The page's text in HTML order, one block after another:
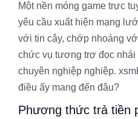
Một nền móng game trực
yêu cầu xuất hiện mạng
với tin cậy, chớp nhoáng
chức vụ tương trợ đọc
chuyên nghiệp nghiệp.
điều ấy mang đến đâu?
Phương thức trả tiền